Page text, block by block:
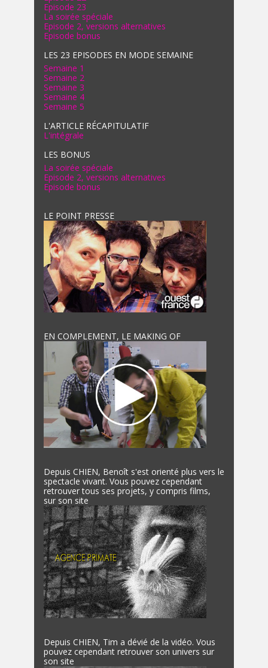
Episode 23
La soirée spéciale
Episode 2, versions alternatives
Episode bonus
LES 23 EPISODES EN MODE SEMAINE
Semaine 1
Semaine 2
Semaine 3
Semaine 4
Semaine 5
L'ARTICLE RÉCAPITULATIF
L'intégrale
LES BONUS
La soirée spéciale
Episode 2, versions alternatives
Episode bonus
LE POINT PRESSE
EN COMPLEMENT, LE MAKING OF
Depuis CHIEN, Benoît s'est orienté plus vers le
spectacle vivant. Vous pouvez cependant
retrouver tous ses projets, y compris films,
sur son site
Depuis CHIEN, Tim a dévié de la vidéo. Vous
pouvez cependant retrouver son univers sur
son site